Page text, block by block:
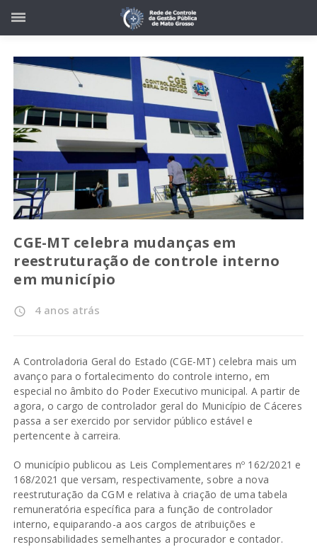
CGE-MT celebra mudanças em
reestruturação de controle interno
em município
access_time 4 anos atrás
A Controladoria Geral do Estado (CGE-MT) celebra mais um
avanço para o fortalecimento do controle interno, em
especial no âmbito do Poder Executivo municipal. A partir de
agora, o cargo de controlador geral do Município de Cáceres
passa a ser exercido por servidor público estável e
pertencente à carreira.
O município publicou as Leis Complementares nº 162/2021 e
168/2021 que versam, respectivamente, sobre a nova
reestruturação da CGM e relativa à criação de uma tabela
remuneratória específica para a função de controlador
interno, equiparando-a aos cargos de atribuições e
responsabilidades semelhantes a procurador e contador.